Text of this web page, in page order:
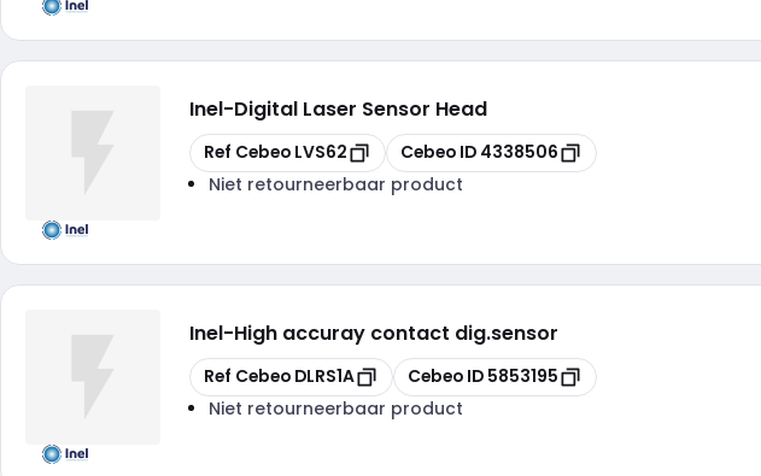
Inel-Digital Laser Sensor Head
Kopiëren
Ref Cebeo LVS62 Kopiëren
Cebeo ID 4338506
Niet retourneerbaar product
Inel-High accuray contact dig.sensor
Kopiëren
Ref Cebeo DLRS1A Kopiëren
Cebeo ID 5853195
Niet retourneerbaar product